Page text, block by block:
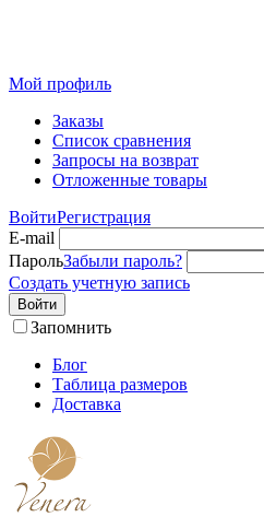
Мой профиль
Заказы
Список сравнения
Запросы на возврат
Отложенные товары
ВойтиРегистрация
E-mail
ПарольЗабыли пароль?
Создать учетную запись
Войти
Запомнить
Блог
Таблица размеров
Доставка